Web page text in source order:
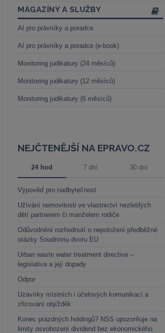
MAGAZÍNY A SLUŽBY
AI pro právníky a poradce
AI pro právníky a poradce (e-book)
Monitoring judikatury (24 měsíců)
Monitoring judikatury (12 měsíců)
Monitoring judikatury (6 měsíců)
NEJČTENĚJŠÍ NA EPRAVO.CZ
24 hod 7 dní 30 dní
Výpověď pro nadbytečnost
Užívání nemovitosti ve vlastnictví nezletilých
dětí partnerem či manželem rodiče
Odůvodnění rozhodnutí o nepoložení předběžné
otázky Soudnímu dvoru EU
Urban waste water treatment directive –
legislativa a její dopady
Odpor
Uzavírky místních i účelových komunikací a
zřizování objížděk
Konec prázdných holdingů? NSS upozorňuje na
limity osvobození dividend bez ekonomického